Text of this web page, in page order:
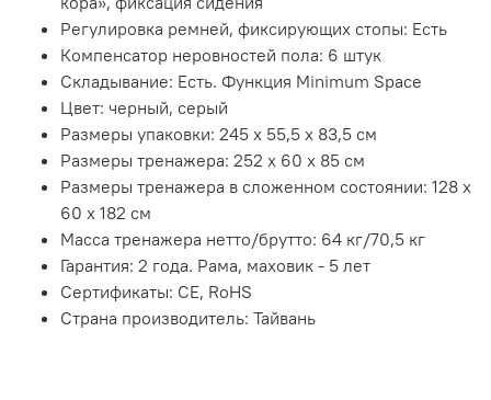
Регулировка ремней, фиксирующих стопы: Есть
Компенсатор неровностей пола: 6 штук
Складывание: Есть. Функция Minimum Space
Цвет: черный, серый
Размеры упаковки: 245 х 55,5 х 83,5 см
Размеры тренажера: 252 х 60 х 85 см
Размеры тренажера в сложенном состоянии: 128 х
60 х 182 см
Масса тренажера нетто/брутто: 64 кг/70,5 кг
Гарантия: 2 года. Рама, маховик - 5 лет
Сертификаты: CE, RoHS
Страна производитель: Тайвань